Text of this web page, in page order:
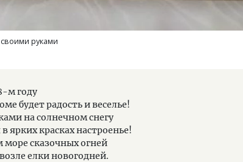
руками
м году
будет радость и веселье!
на солнечном снегу
ярких красках настроенье!
сказочных огней
елки новогодней.